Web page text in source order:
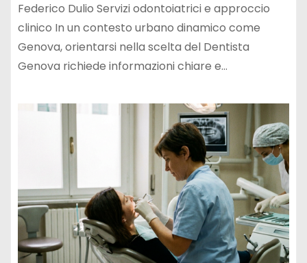
Federico Dulio Servizi odontoiatrici e approccio
clinico In un contesto urbano dinamico come
Genova, orientarsi nella scelta del Dentista
Genova richiede informazioni chiare e…